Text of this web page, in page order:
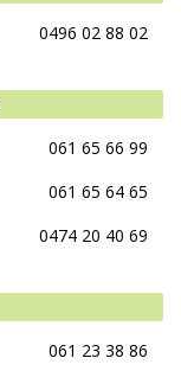
0496 02 88 02
061 65 66 99
061 65 64 65
0474 20 40 69
061 23 38 86